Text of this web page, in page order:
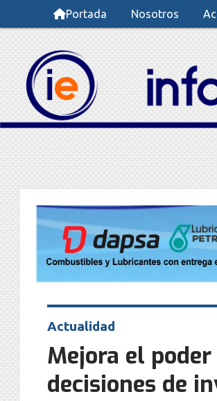
Portada Nosotros
Mejora el
decisiones de
Actualidad